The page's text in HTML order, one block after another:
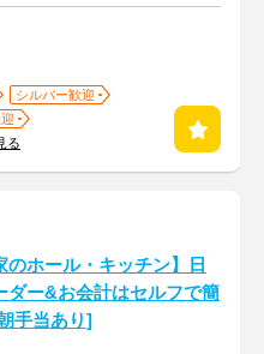
シルバー歓迎
る
のホール・キッチン】日
ダー&お会計はセルフで簡
手当あり]